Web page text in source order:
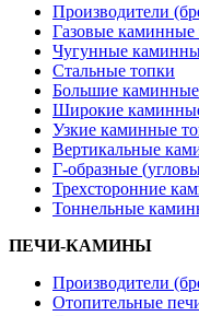
Производители
Газовые каминные
Чугунные
Стальные топки
Большие
Широкие
Узкие каминные
Вертикальные
Г-образные
Трехсторонние
Тоннельные
ПЕЧИ-КАМИНЫ
Производители
Отопительные